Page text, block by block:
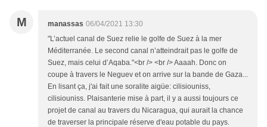
M manassas 06/04/2021 13:30
"L’actuel canal de Suez relie le golfe de Suez à la mer
Méditerranée. Le second canal n’atteindrait pas le golfe de
Suez, mais celui d’Aqaba."<br /> <br /> Aaaah. Donc on
coupe à travers le Neguev et on arrive sur la bande de Gaza...
En lisant ça, j'ai fait une soralite aigüe: cilisiouniss,
cilisiouniss. Plaisanterie mise à part, il y a aussi toujours ce
projet de canal au travers du Nicaragua, qui aurait la chance
de traverser la principale réserve d'eau potable du pays.